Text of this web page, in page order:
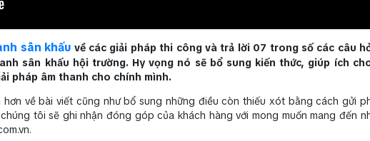
sân khấu về các giải pháp thi công và trả lời 07 trong số các câu
sân khấu hội trường. Hy vọng nó sẽ bổ sung kiến thức, giúp ích
pháp âm thanh cho chính mình.
về bài viết cũng như bổ sung những điều còn thiếu xót bằng cách gửi
tôi sẽ ghi nhận đóng góp của khách hàng với mong muốn mang đến